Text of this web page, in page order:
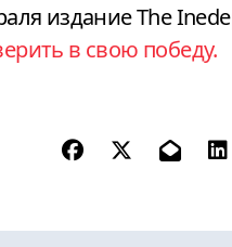
издание The
в свою победу.